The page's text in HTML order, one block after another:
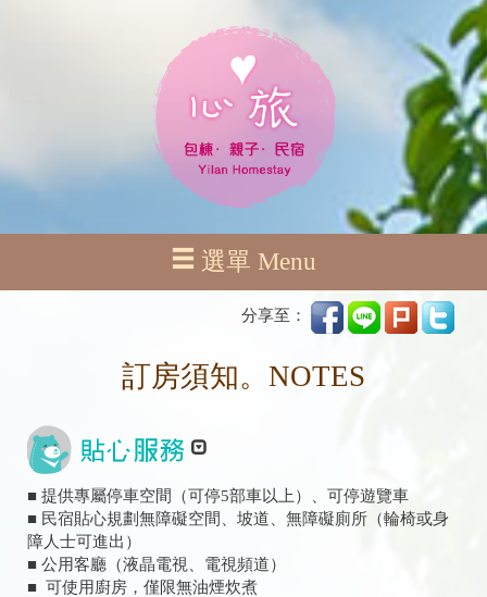
選單 Menu
分享至：
訂房須知。NOTES
■ 提供專屬停車空間（可停5部車以上）、可停遊覽車
■ 民宿貼心規劃無障礙空間、坡道、無障礙廁所（輪椅或身
障人士可進出）
■ 公用客廳（液晶電視、電視頻道）
■ 可使用廚房，僅限無油煙炊煮